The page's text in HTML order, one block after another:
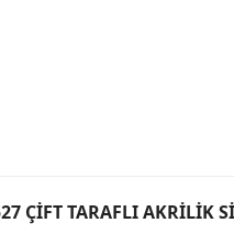
ÇİFT TARAFLI AKRİLİK